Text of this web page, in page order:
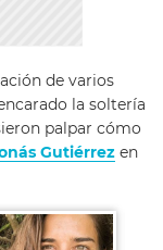
de varios
la soltería
palpar cómo
Gutiérrez en